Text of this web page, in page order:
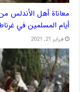
معاناة أهل الأندلس
أيام المسلمين في
فبراير 21, 2021